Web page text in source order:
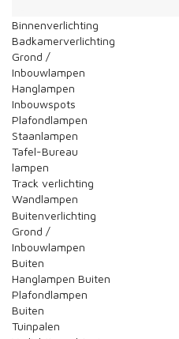
Binnenverlichting
Badkamerverlichting
Grond /
Inbouwlampen
Hanglampen
Inbouwspots
Plafondlampen
Staanlampen
Tafel-Bureau
lampen
Track verlichting
Wandlampen
Buitenverlichting
Grond /
Inbouwlampen
Buiten
Hanglampen Buiten
Plafondlampen
Buiten
Tuinpalen